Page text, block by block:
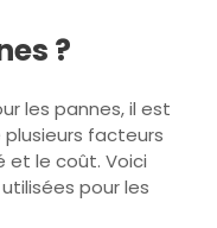
?
les pannes, il est
facteurs
et le coût. Voici
pour les